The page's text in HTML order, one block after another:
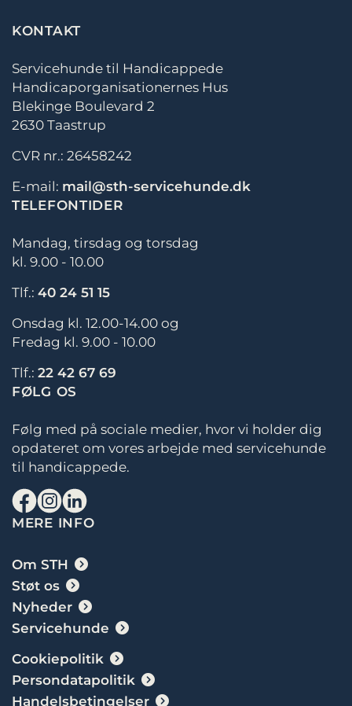
KONTAKT
Servicehunde til Handicappede
Handicaporganisationernes Hus
Blekinge Boulevard 2
2630 Taastrup
CVR nr.: 26458242
E-mail: mail@sth-servicehunde.dk
TELEFONTIDER
Mandag, tirsdag og torsdag
kl. 9.00 - 10.00
Tlf.: 40 24 51 15
Onsdag kl. 12.00-14.00 og
Fredag kl. 9.00 - 10.00
Tlf.: 22 42 67 69
FØLG OS
Følg med på sociale medier, hvor vi holder dig
opdateret om vores arbejde med servicehunde
til handicappede.
MERE INFO
Om STH
Støt os
Nyheder
Servicehunde
Cookiepolitik
Persondatapolitik
Handelsbetingelser